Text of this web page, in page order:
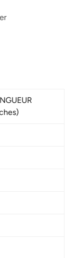
à une